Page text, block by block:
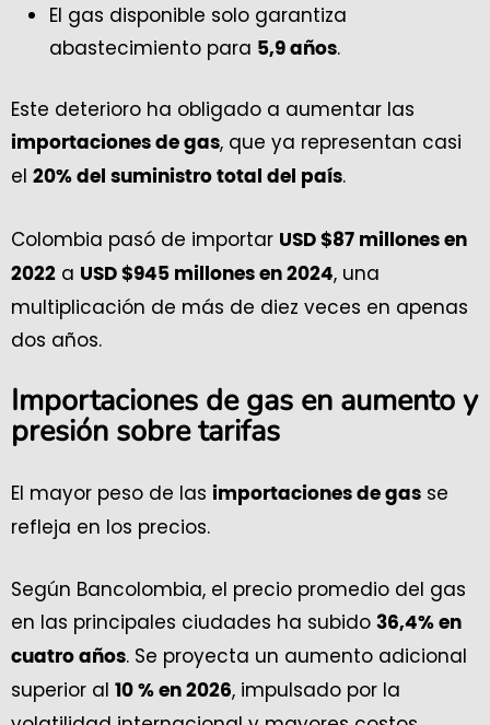
El gas disponible solo garantiza
abastecimiento para 5,9 años.
Este deterioro ha obligado a aumentar las
importaciones de gas, que ya representan casi
el 20% del suministro total del país.
Colombia pasó de importar USD $87 millones en
2022 a USD $945 millones en 2024, una
multiplicación de más de diez veces en apenas
dos años.
Importaciones de gas en aumento y
presión sobre tarifas
El mayor peso de las importaciones de gas se
refleja en los precios.
Según Bancolombia, el precio promedio del gas
en las principales ciudades ha subido 36,4% en
cuatro años. Se proyecta un aumento adicional
superior al 10 % en 2026, impulsado por la